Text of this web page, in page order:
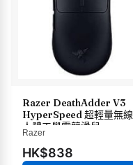
Razer DeathAdder V3
HyperSpeed 超輕量無線
人體工學電競滑鼠
Razer
HK$838